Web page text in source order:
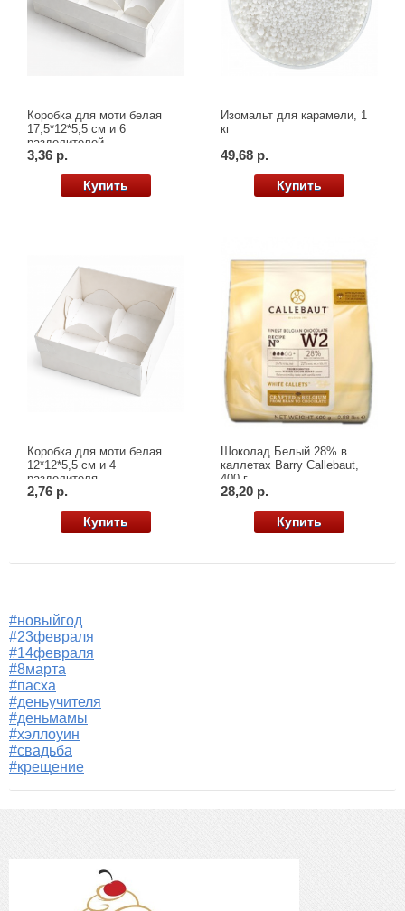
Коробка для моти белая
17,5*12*5,5 см и 6
разделителей
3,36 р.
Купить
Изомальт для карамели, 1
кг
49,68 р.
Купить
Коробка для моти белая
12*12*5,5 см и 4
разделителя
2,76 р.
Купить
Шоколад Белый 28% в
каллетах Barry Callebaut,
400 г
28,20 р.
Купить
#новыйгод
#23февраля
#14февраля
#8марта
#пасха
#деньучителя
#деньмамы
#хэллоуин
#свадьба
#крещение